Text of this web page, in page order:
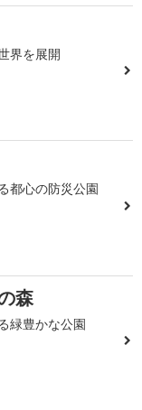
界を展開
都心の防災公園
森
緑豊かな公園